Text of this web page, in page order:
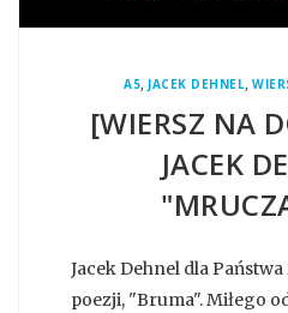
A5,JACEK DEHNEL,
[WIERSZ NA
JACEK
Jacek Dehnel dla
poezji, "Bruma". Miłego